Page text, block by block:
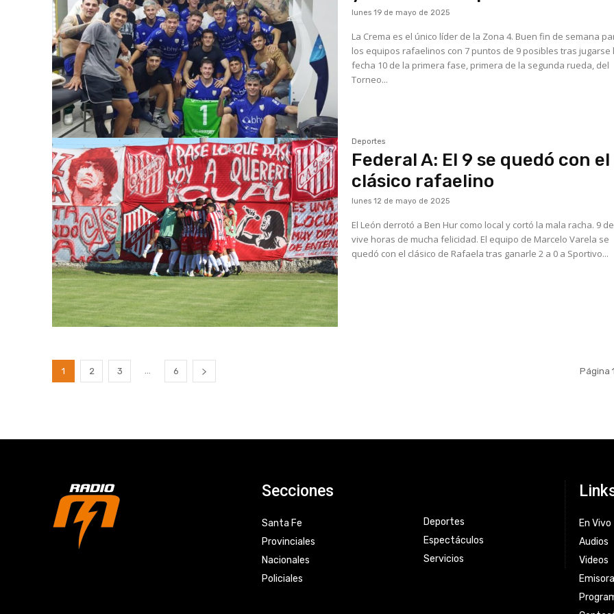
lunes 19 de mayo de 2025
La Crema es el único líder de la Zona 4. Buen fin de semana para
los equipos rafaelinos con 7 puntos de 9 posibles tras jugarse
fecha 10 de la primera fase, primera de la segunda rueda, del
Torneo...
Deportes
Federal A: El 9 se quedó con el
clásico rafaelino
lunes 12 de mayo de 2025
El León derrotó a Ben Hur como local y cortó la mala racha. 9 de Julio
vive horas de mucha felicidad. El equipo de Marcelo Varela se
quedó con el clásico de Rafaela tras ganarle 2 a 0 a Sportivo...
1 2 3 6 Página
Secciones
Santa Fe
Provinciales
Nacionales
Policiales
Deportes
Espectáculos
Servicios
En Vivo
Audios
Videos